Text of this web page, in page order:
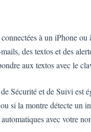
connectées à un iPhone
des textos et des
aux textos avec le
Sécurité et de Suivi est
si la montre détecte un
avec votre